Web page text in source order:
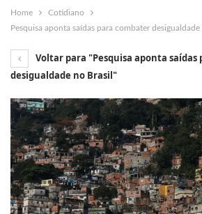
Home
Cotidiano
Pesquisa aponta saídas para combater desigualdade
Voltar para "Pesquisa aponta
desigualdade no Brasil"